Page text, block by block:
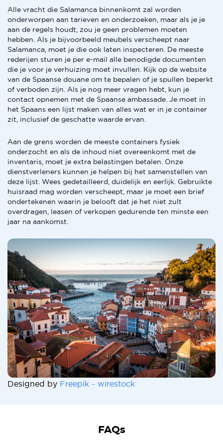
Alle vracht die Salamanca binnenkomt zal worden
onderworpen aan tarieven en onderzoeken, maar als je je
aan de regels houdt, zou je geen problemen moeten
hebben. Als je bijvoorbeeld meubels verscheept naar
Salamanca, moet je die ook laten inspecteren. De meeste
rederijen sturen je per e-mail alle benodigde documenten
die je voor je verhuizing moet invullen. Kijk op de website
van de Spaanse douane om te bepalen of je spullen beperkt
of verboden zijn. Als je nog meer vragen hebt, kun je
contact opnemen met de Spaanse ambassade. Je moet in
het Spaans een lijst maken van alles wat er in je container
zit, inclusief de geschatte waarde ervan.
Aan de grens worden de meeste containers fysiek
onderzocht en als de inhoud niet overeenkomt met de
inventaris, moet je extra belastingen betalen. Onze
dienstverleners kunnen je helpen bij het samenstellen van
deze lijst. Wees gedetailleerd, duidelijk en eerlijk. Gebruikte
huisraad mag worden verscheept, maar je moet een brief
ondertekenen waarin je belooft dat je het niet zult
overdragen, leasen of verkopen gedurende ten minste een
jaar na aankomst.
Designed by Freepik - wirestock
FAQs